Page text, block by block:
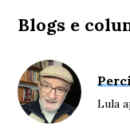
Blogs e
Lula